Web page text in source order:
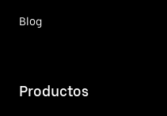
Blog
Productos